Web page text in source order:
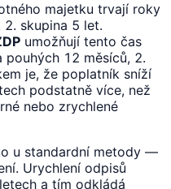
majetku trvají roky
skupina 5 let.
umožňují tento čas
12 měsíců, 2.
je, že poplatník sníží
podstatně více, než
nebo zrychlené
u standardní metody —
Urychlení odpisů
a tím odkládá